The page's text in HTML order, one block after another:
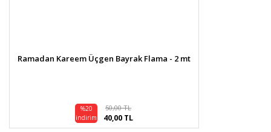
Ramadan Kareem Üçgen Bayrak Flama - 2 mt
%20
indirim
50,00 TL
40,00 TL